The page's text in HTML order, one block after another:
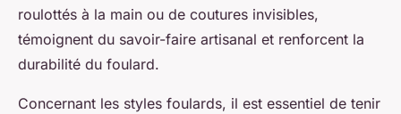
roulottés à la main ou de coutures invisibles,
témoignent du savoir-faire artisanal et renforcent la
durabilité du foulard.
Concernant les styles foulards, il est essentiel de tenir